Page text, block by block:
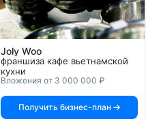
Joly Woo
франшиза кафе вьетнамской
кухни
Вложения от 3 000 000 ₽
Получить бизнес-план